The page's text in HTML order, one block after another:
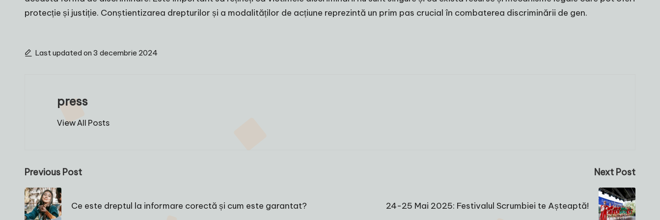
protecție și justiție. Conștientizarea drepturilor și a modalităților de acțiune reprezintă un prim pas crucial în combaterea discriminării de gen.
Last updated on 3 decembrie 2024
press
View All Posts
Post
navigation
Previous Post
Ce este dreptul la informare corectă și cum este garantat?
Next Post
24-25 Mai 2025: Festivalul Scrumbiei te Așteaptă!